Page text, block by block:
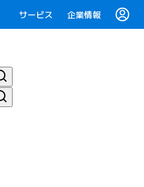
サービス 企業情報